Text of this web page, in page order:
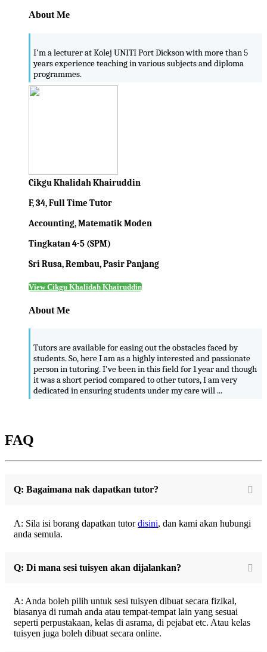
About Me
I'm a lecturer at Kolej UNITI Port Dickson with more than 5
years experience teaching in various subjects and diploma
programmes.
Cikgu Khalidah Khairuddin
F, 34, Full Time Tutor
Accounting, Matematik Moden
Tingkatan 4-5 (SPM)
Sri Rusa, Rembau, Pasir Panjang
View Cikgu Khalidah Khairuddin
About Me
Tutors are available for easing out the obstacles faced by
students. So, here I am as a highly interested and passionate
person in tutoring. I've been in this field for 1 year and though
it was a short period compared to other tutors, I am very
dedicated in ensuring students under my care will ...
FAQ
Q: Bagaimana nak dapatkan tutor?
A: Sila isi borang dapatkan tutordisini, dan kami akan hubungi
anda semula.
Q: Di mana sesi tuisyen akan dijalankan?
A: Anda boleh pilih untuk sesi tuisyen dibuat secara fizikal,
biasanya di rumah anda atau tempat-tempat lain yang sesuai
seperti perpustakaan, kelas di asrama, di pejabat etc. Atau kelas
tuisyen juga boleh dibuat secara online.